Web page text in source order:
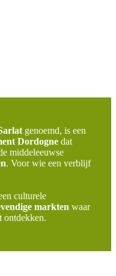
genoemd, is een
Dordogne dat
middeleeuwse
. Voor wie een verblijf
culturele
markten waar
ontdekken.